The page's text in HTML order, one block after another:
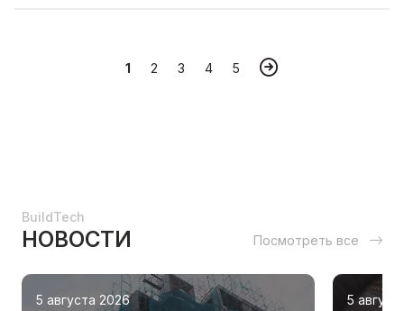
1 2 3 4 5
BuildTech
НОВОСТИ Посмотреть все
5 августа 2026
5